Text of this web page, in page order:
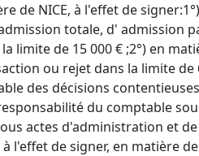
de NICE, à l'effet de
totale, d' admission
de 15 000 € ;2°) en
ou rejet dans la limite de
des décisions
du comptable
actes d'administration et
l'effet de signer, en matière